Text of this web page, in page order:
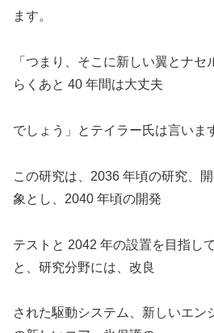
ます。
「つまり、そこに新しい翼とナ
らくあと 40 年間は大丈夫
でしょう」とテイラー氏は言いま
この研究は、2036 年頃の研究、
象とし、2040 年頃の開発
テストと 2042 年の設置を目指し
と、研究分野には、改良
された駆動システム、新しいエン